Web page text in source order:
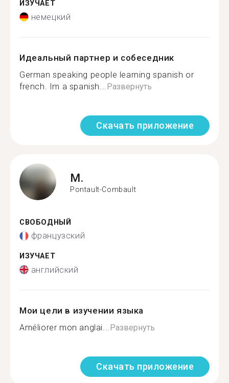
ИЗУЧАЕТ
немецкий
Идеальный партнер и собеседник
German speaking people learning spanish or
french. Im a spanish... Развернуть
Скачать приложение
M.
Pontault-Combault
СВОБОДНЫЙ
французский
ИЗУЧАЕТ
английский
Мои цели в изучении языка
Améliorer mon anglai... Развернуть
Скачать приложение